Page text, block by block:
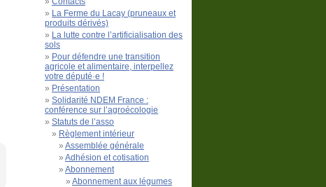
La Ferme du Lacay (pruneaux et
produits dérivés)
La lutte contre l’artificialisation des
sols
Pour défendre une transition
agricole et alimentaire, interpellez
votre député·e !
Présentation
Solidarité NDEM France :
conférence sur l’agroécologie
Statuts de l’asso
Règlement intérieur
Assemblée générale
Adhésion et cotisation
Abonnement
Abonnement aux légumes